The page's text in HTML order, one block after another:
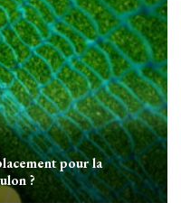
pour la
?